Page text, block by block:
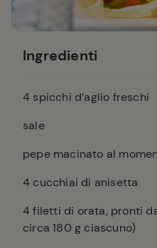
Ingredienti
4 spicchi d’aglio freschi
sale
pepe macinato al
4 cucchiai di anisetta
4filetti di orata, pronti
circa 180 g ciascuno)